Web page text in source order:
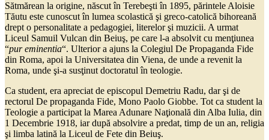
Sătmărean la origine, născut în Terebeşti în 1895, părintele Aloisie
Tăutu este cunoscut în lumea scolastică şi greco-catolică bihoreană
drept o personalitate a pedagogiei, literelor şi muzicii. A urmat
Liceul Samuil Vulcan din Beiuş, pe care l-a absolvit cu menţiunea
“pur eminentia“. Ulterior a ajuns la Colegiul De Propaganda Fide
din Roma, apoi la Universitatea din Viena, de unde a revenit la
Roma, unde şi-a susţinut doctoratul în teologie.
Ca student, era apreciat de episcopul Demetriu Radu, dar şi de
rectorul De propaganda Fide, Mono Paolo Giobbe. Tot ca student la
Teologie a participat la Marea Adunare Naţională din Alba Iulia, din
1 Decembrie 1918, iar după absolvire a predat, timp de un an, religia
şi limba latină la Liceul de Fete din Beiuş.